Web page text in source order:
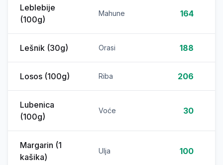
Leblebije
(100g)
Mahune 164
Lešnik (30g) Orasi 188
Losos (100g) Riba 206
Lubenica
(100g)
Voće 30
Margarin (1
kašika)
Ulja 100